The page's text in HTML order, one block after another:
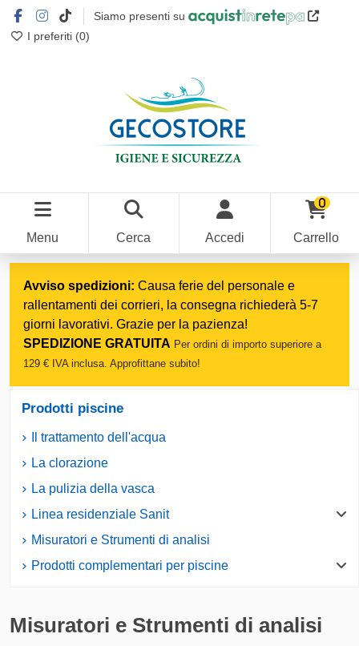
Siamo presenti su
I preferiti (0)
Menu Cerca Accedi
0
Carrello
Avviso spedizioni: Causa ferie del personale e
rallentamenti dei corrieri, la consegna richiederà 5-7
giorni lavorativi. Grazie per la pazienza!
SPEDIZIONE GRATUITA Per ordini di importo superiore a
129 € IVA inclusa. Approfittane subito!
Misuratori e Strumenti di analisi
Prodotti piscine
Il trattamento dell'acqua
La clorazione
La pulizia della vasca
Linea residenziale Sanit
Misuratori e Strumenti di analisi
Prodotti complementari per piscine